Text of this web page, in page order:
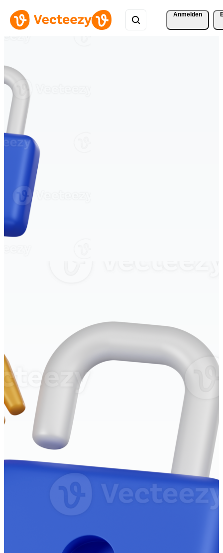
Anmelden